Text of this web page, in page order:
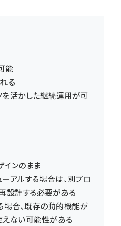
能
る
を活かした継続運用が可
インのまま
アルする場合は、別プロ
設計する必要がある
場合、既存の動的機能が
えない可能性がある